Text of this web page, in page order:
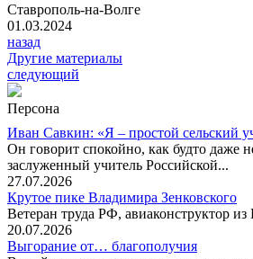
Ставрополь-на-Волге
01.03.2024
назад
Другие материалы
следующий
Персона
Иван Савкин: «Я – простой сельский
Он говорит спокойно, как будто даже
заслуженный учитель Российской...
27.07.2026
Крутое пике Владимира Зенковского
Ветеран труда РФ, авиаконструктор
20.07.2026
Выгорание от… благополучия